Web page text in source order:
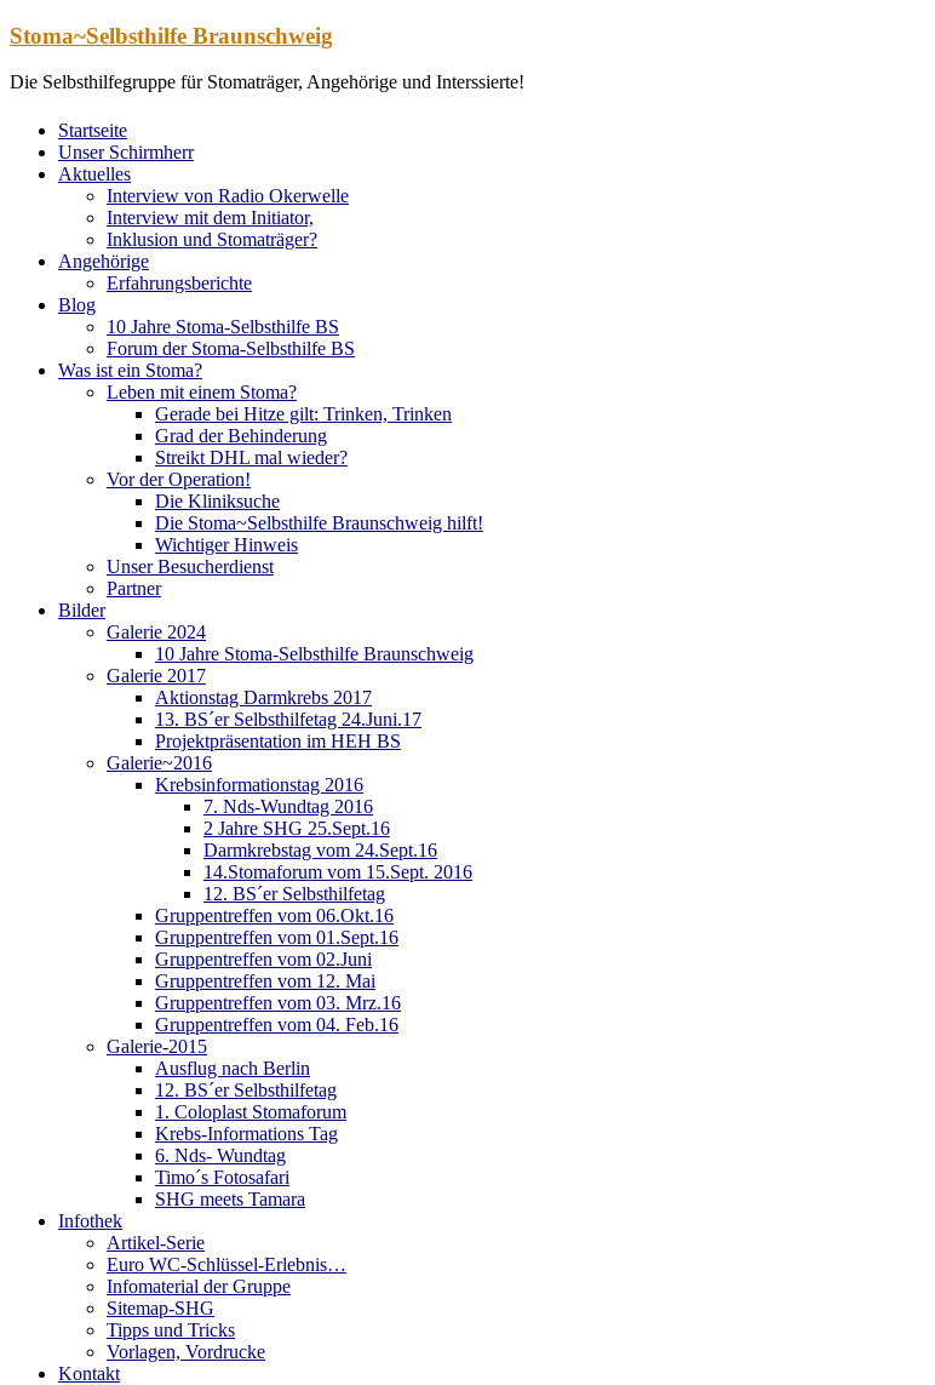
Zum
springen
Stoma~Selbsthilfe Braunschweig
Die Selbsthilfegruppe für Stomaträger, Angehörige und Interssierte!
Startseite
Unser Schirmherr
Aktuelles
Interview von Radio Okerwelle
Interview mit dem Initiator,
Inklusion und Stomaträger?
Angehörige
Erfahrungsberichte
Blog
10 Jahre Stoma-Selbsthilfe BS
Forum der Stoma-Selbsthilfe BS
Was ist ein Stoma?
Leben mit einem Stoma?
Gerade bei Hitze gilt: Trinken, Trinken
Grad der Behinderung
Streikt DHL mal wieder?
Vor der Operation!
Die Kliniksuche
Die Stoma~Selbsthilfe Braunschweig hilft!
Wichtiger Hinweis
Unser Besucherdienst
Partner
Bilder
Galerie 2024
10 Jahre Stoma-Selbsthilfe Braunschweig
Galerie 2017
Aktionstag Darmkrebs 2017
13. BS´er Selbsthilfetag 24.Juni.17
Projektpräsentation im HEH BS
Galerie~2016
Krebsinformationstag 2016
7. Nds-Wundtag 2016
2 Jahre SHG 25.Sept.16
Darmkrebstag vom 24.Sept.16
14.Stomaforum vom 15.Sept. 2016
12. BS´er Selbsthilfetag
Gruppentreffen vom 06.Okt.16
Gruppentreffen vom 01.Sept.16
Gruppentreffen vom 02.Juni
Gruppentreffen vom 12. Mai
Gruppentreffen vom 03. Mrz.16
Gruppentreffen vom 04. Feb.16
Galerie-2015
Ausflug nach Berlin
12. BS´er Selbsthilfetag
1. Coloplast Stomaforum
Krebs-Informations Tag
6. Nds- Wundtag
Timo´s Fotosafari
SHG meets Tamara
Infothek
Artikel-Serie
Euro WC-Schlüssel-Erlebnis…
Infomaterial der Gruppe
Sitemap-SHG
Tipps und Tricks
Vorlagen, Vordrucke
Kontakt